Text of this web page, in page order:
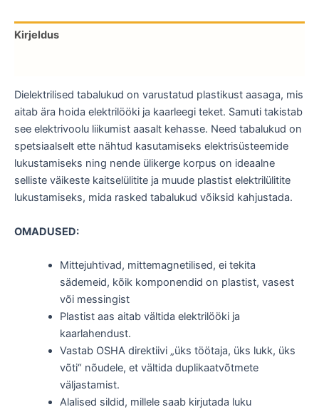
Kirjeldus
Dielektrilised tabalukud on varustatud plastikust aasaga, mis
aitab ära hoida elektrilööki ja kaarleegi teket. Samuti takistab
see elektrivoolu liikumist aasalt kehasse. Need tabalukud on
spetsiaalselt ette nähtud kasutamiseks elektrisüsteemide
lukustamiseks ning nende ülikerge korpus on ideaalne
selliste väikeste kaitselülitite ja muude plastist elektrilülitite
lukustamiseks, mida rasked tabalukud võiksid kahjustada.
OMADUSED:
Mittejuhtivad, mittemagnetilised, ei tekita
sädemeid, kõik komponendid on plastist, vasest
või messingist
Plastist aas aitab vältida elektrilööki ja
kaarlahendust.
Vastab OSHA direktiivi „üks töötaja, üks lukk, üks
võti“ nõudele, et vältida duplikaatvõtmete
väljastamist.
Alalised sildid, millele saab kirjutada luku